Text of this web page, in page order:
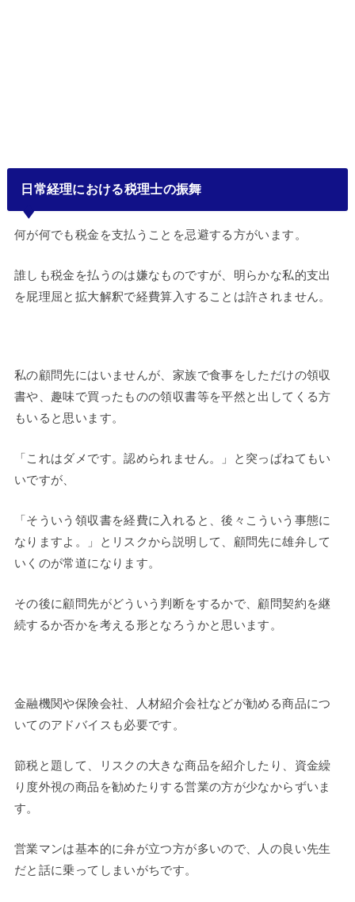
日常経理における税理士の振舞
何が何でも税金を支払うことを忌避する方がいます。
誰しも税金を払うのは嫌なものですが、明らかな私的支出
を屁理屈と拡大解釈で経費算入することは許されません。
私の顧問先にはいませんが、家族で食事をしただけの領収
書や、趣味で買ったものの領収書等を平然と出してくる方
もいると思います。
「これはダメです。認められません。」と突っぱねてもい
いですが、
「そういう領収書を経費に入れると、後々こういう事態に
なりますよ。」とリスクから説明して、顧問先に雄弁して
いくのが常道になります。
その後に顧問先がどういう判断をするかで、顧問契約を継
続するか否かを考える形となろうかと思います。
金融機関や保険会社、人材紹介会社などが勧める商品につ
いてのアドバイスも必要です。
節税と題して、リスクの大きな商品を紹介したり、資金繰
り度外視の商品を勧めたりする営業の方が少なからずいま
す。
営業マンは基本的に弁が立つ方が多いので、人の良い先生
だと話に乗ってしまいがちです。